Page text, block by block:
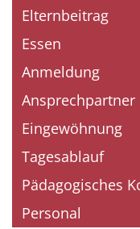
Elternbeitrag
Essen
Anmeldung
Ansprechpartner
Eingewöhnung
Tagesablauf
Pädagogisches
Personal